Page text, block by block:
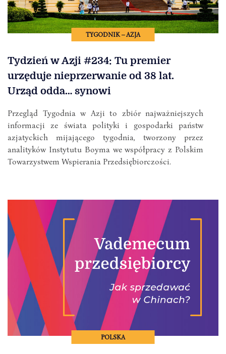
TYGODNIK – AZJA
Tydzień w Azji #234: Tu premier
urzęduje nieprzerwanie od 38 lat.
Urząd odda… synowi
Przegląd Tygodnia w Azji to zbiór najważniejszych
informacji ze świata polityki i gospodarki państw
azjatyckich mijającego tygodnia, tworzony przez
analityków Instytutu Boyma we współpracy z Polskim
Towarzystwem Wspierania Przedsiębiorczości.
POLSKA